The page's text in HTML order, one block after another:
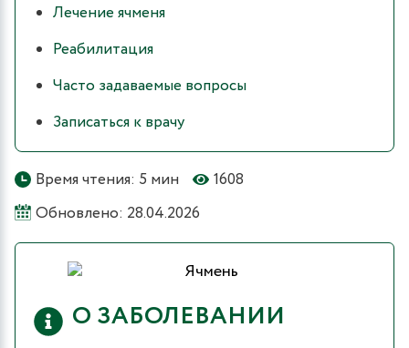
Время чтения: 5 мин
1608
Обновлено: 28.04.2026
О ЗАБОЛЕВАНИИ
Лечение ячменя
Реабилитация
Часто задаваемые вопросы
Записаться к врачу